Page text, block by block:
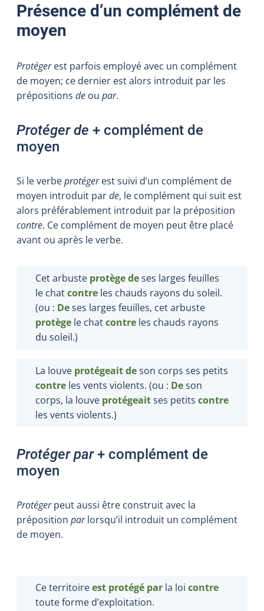
Présence d’un complément de
moyen
Protégerest parfois employé avec un complément
de moyen; ce dernier est alors introduit par les
prépositions de ou par.
Protéger de + complément de
moyen
Si le verbeprotégerest suivi d’un complément de
moyen introduit parde, le complément qui suit est
alors préférablement introduit par la préposition
contre. Ce complément de moyen peut être placé
avant ou après le verbe.
Cet arbuste protège deses larges feuilles
le chatcontre les chauds rayons du soleil.
(ou : Deses larges feuilles, cet arbuste
protège le chatcontre les chauds rayons
du soleil.)
La louve protégeait deson corps ses petits
contre les vents violents. (ou : Deson
corps, la louve protégeaitses petits contre
les vents violents.)
Protéger par+ complément de
moyen
Protégerpeut aussi être construit avec la
préposition parlorsqu’il introduit un complément
de moyen.
Ce territoireest protégé par la loi contre
toute forme d’exploitation.